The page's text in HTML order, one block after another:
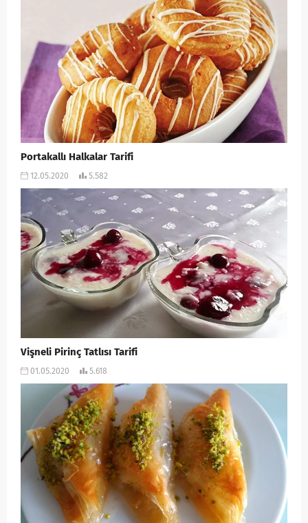
Portakallı Halkalar Tarifi
12.05.2020 5.582
Vişneli Pirinç Tatlısı Tarifi
01.05.2020 5.618